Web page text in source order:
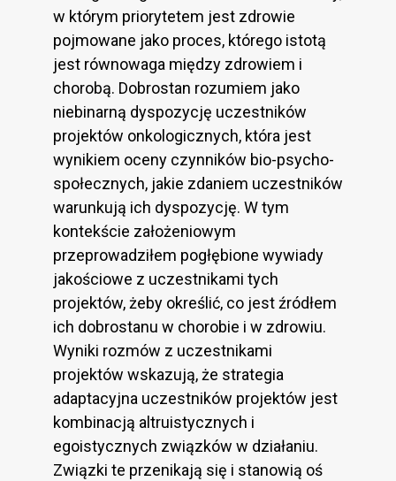
w którym priorytetem jest zdrowie
pojmowane jako proces, którego istotą
jest równowaga między zdrowiem i
chorobą. Dobrostan rozumiem jako
niebinarną dyspozycję uczestników
projektów onkologicznych, która jest
wynikiem oceny czynników bio-psycho-
społecznych, jakie zdaniem uczestników
warunkują ich dyspozycję. W tym
kontekście założeniowym
przeprowadziłem pogłębione wywiady
jakościowe z uczestnikami tych
projektów, żeby określić, co jest źródłem
ich dobrostanu w chorobie i w zdrowiu.
Wyniki rozmów z uczestnikami
projektów wskazują, że strategia
adaptacyjna uczestników projektów jest
kombinacją altruistycznych i
egoistycznych związków w działaniu.
Związki te przenikają się i stanowią oś